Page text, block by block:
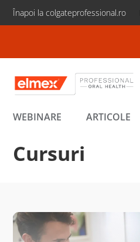
Înapoi la colgateprofessional.ro
WEBINARE ARTICOLE
Cursuri